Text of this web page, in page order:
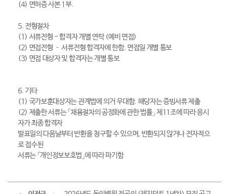
(4) 면허증 사본 1부.
5. 전형절차
(1) 서류전형 - 합격자 개별 연락 (예비 면접)
(2) 면접전형 – 서류전형 합격자에 한함. 면접일 개별 통보
(3) 면접 대상자 및 합격자는 개별 통보
6. 기타
(1) 국가보훈대상자는 관계법에 의거 우대함. 해당자는 증빙서류 제출
(2) 제출한 서류는 「채용절차의 공정화에 관한 법률」 제11조에 따라 응시
자가 최종 합격자
발표일의 다음날부터 반환을 청구할 수 있으며, 반환되지 않거나 전자적으
로 접수된
서류는 「개인정보보호법」에 따라 파기함